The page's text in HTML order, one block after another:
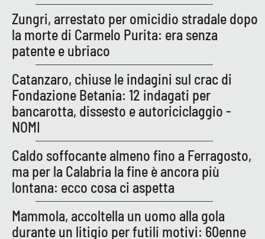
PROGETTI
SPECIALI
Buona Sanità Calabria
LA
CALABRIAVISIONE
Destinazioni
Eventi
Food
Storie
Zungri, arrestato per omicidio stradale dopo
la morte di Carmelo Purita: era senza
patente e ubriaco
Catanzaro, chiuse le indagini sul crac di
Fondazione Betania: 12 indagati per
bancarotta, dissesto e autoriciclaggio -
NOMI
Caldo soffocante almeno fino a Ferragosto,
ma per la Calabria la fine è ancora più
lontana: ecco cosa ci aspetta
Mammola, accoltella un uomo alla gola
durante un litigio per futili motivi: 60enne